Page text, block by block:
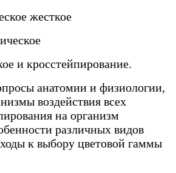
жесткое
и кросстейпирование.
анатомии и физиологии,
воздействия всех
на организм
различных видов
к выбору цветовой гаммы